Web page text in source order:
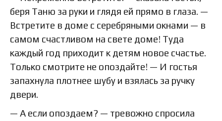
беря Таню за руки и глядя ей прямо в глаза. —
Встретите в доме с серебряными окнами — в
самом счастливом на свете доме! Туда
каждый год приходит к детям новое счастье.
Только смотрите не опоздайте! — И гостья
запахнула плотнее шубу и взялась за ручку
двери.
— А если опоздаем? — тревожно спросила